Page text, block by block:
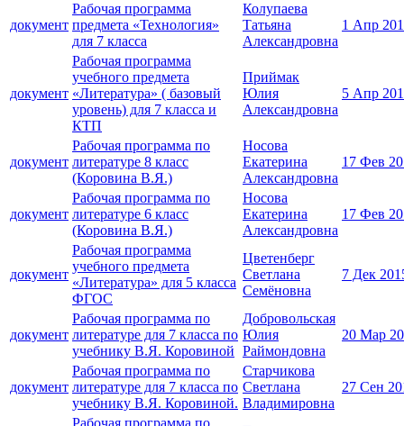
документ
Рабочая программа
предмета «Технология»
для 7 класса
Колупаева
Татьяна
Александровна
1 Апр
документ
Рабочая программа
учебного предмета
«Литература» ( базовый
уровень) для 7 класса и
КТП
Приймак
Юлия
Александровна
5 Апр
документ
Рабочая программа по
литературе 8 класс
(Коровина В.Я.)
Носова
Екатерина
Александровна
17 Фев
документ
Рабочая программа по
литературе 6 класс
(Коровина В.Я.)
Носова
Екатерина
Александровна
17 Фев
документ
Рабочая программа
учебного предмета
«Литература» для 5 класса
ФГОС
Цветенберг
Светлана
Семёновна
7 Дек
документ
Рабочая программа по
литературе для 7 класса по
учебнику В.Я. Коровиной
Добровольская
Юлия
Раймондовна
20 Мар
документ
Рабочая программа по
литературе для 7 класса по
учебнику В.Я. Коровиной.
Старчикова
Светлана
Владимировна
27 Сен